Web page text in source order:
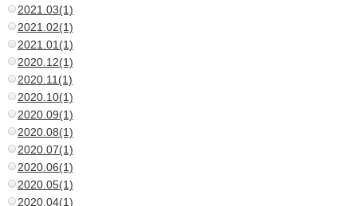
2021.03(1)
2021.02(1)
2021.01(1)
2020.12(1)
2020.11(1)
2020.10(1)
2020.09(1)
2020.08(1)
2020.07(1)
2020.06(1)
2020.05(1)
2020.04(1)